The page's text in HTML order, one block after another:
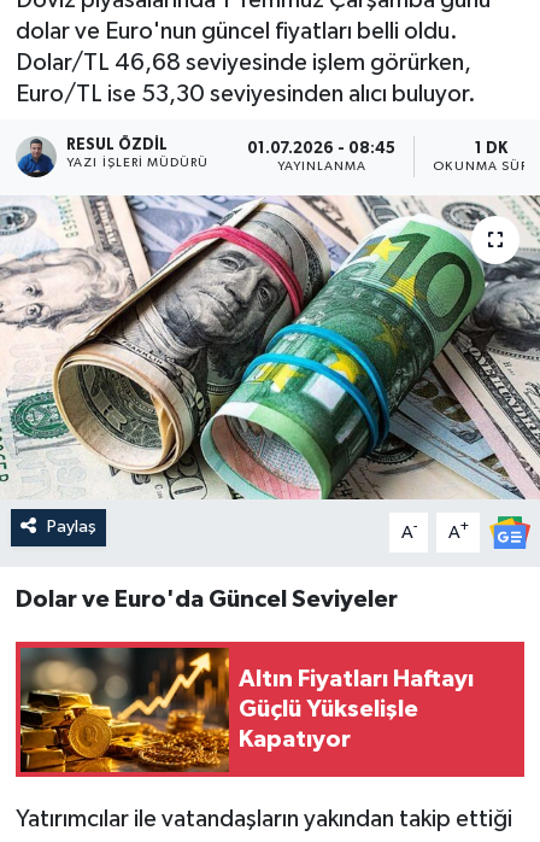
dolar ve Euro'nun güncel fiyatları belli oldu.
Dolar/TL 46,68 seviyesinde işlem görürken,
Euro/TL ise 53,30 seviyesinden alıcı buluyor.
RESUL ÖZDIL
YAZI İŞLERI MÜDÜRÜ
01.07.2026 - 08:45
YAYINLANMA
1 DK
OKUNMA
Paylaş A- A+
Dolar ve Euro'da Güncel Seviyeler
Altın Fiyatları Haftayı
Güçlü Yükselişle
Kapatıyor
Yatırımcılar ile vatandaşların yakından takip ettiği